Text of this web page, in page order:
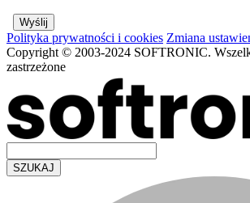
Polityka prywatności i cookies Zmiana
Copyright © 2003-2024 SOFTRONIC.
zastrzeżone